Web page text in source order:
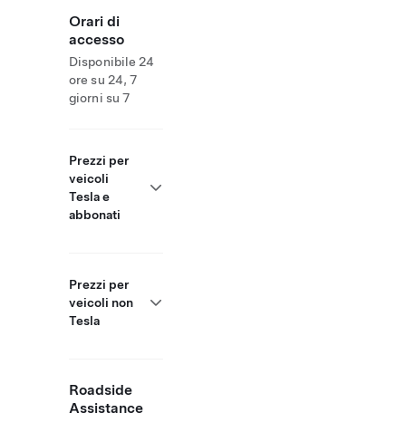
Orari di
accesso
Disponibile 24
ore su 24, 7
giorni su 7
Prezzi per
veicoli
Tesla e
abbonati
Prezzi per
veicoli non
Tesla
Roadside
Assistance